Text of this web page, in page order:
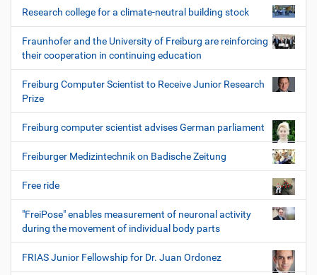
Research college for a climate-neutral building stock
Fraunhofer and the University of Freiburg are reinforcing
their cooperation in continuing education
Freiburg Computer Scientist to Receive Junior Research
Prize
Freiburg computer scientist advises German parliament
Freiburger Medizintechnik on Badische Zeitung
Free ride
"FreiPose" enables measurement of neuronal activity
during the movement of individual body parts
FRIAS Junior Fellowship for Dr. Juan Ordonez